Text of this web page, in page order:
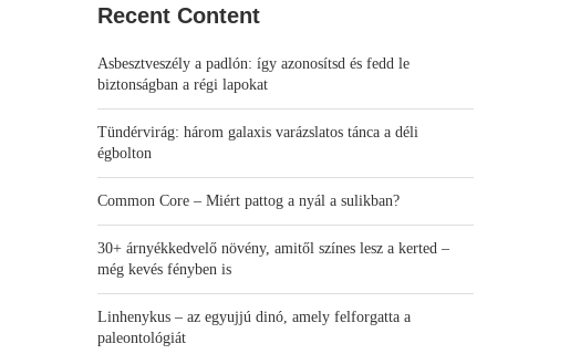
Recent Content
Asbesztveszély a padlón: így azonosítsd és fedd le
biztonságban a régi lapokat
Tündérvirág: három galaxis varázslatos tánca a déli
égbolton
Common Core – Miért pattog a nyál a sulikban?
30+ árnyékkedvelő növény, amitől színes lesz a kerted –
még kevés fényben is
Linhenykus – az egyujjú dinó, amely felforgatta a
paleontológiát